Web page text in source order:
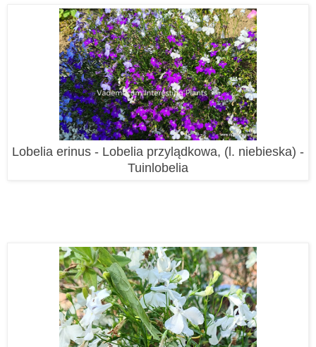
Lobelia erinus - Lobelia przylądkowa, (l. niebieska) -
Tuinlobelia